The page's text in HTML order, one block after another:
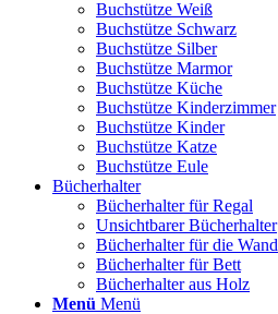
Buchstütze Weiß
Buchstütze Schwarz
Buchstütze Silber
Buchstütze Marmor
Buchstütze Küche
Buchstütze Kinderzimmer
Buchstütze Kinder
Buchstütze Katze
Buchstütze Eule
Bücherhalter
Bücherhalter für Regal
Unsichtbarer Bücherhalter
Bücherhalter für die Wand
Bücherhalter für Bett
Bücherhalter aus Holz
Menü Menü